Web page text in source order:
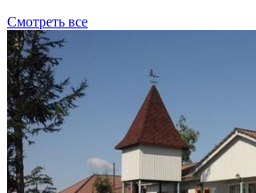
Смотреть все